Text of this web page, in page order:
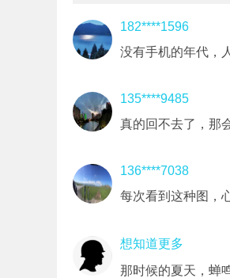
182****1596
没有手机的年代，
135****9485
真的回不去了，那
136****7038
每次看到这种图，
想知道更多
那时候的夏天，蝉